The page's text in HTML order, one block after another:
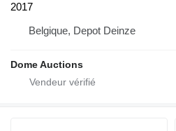
2017
Belgique, Depot Deinze
Dome Auctions